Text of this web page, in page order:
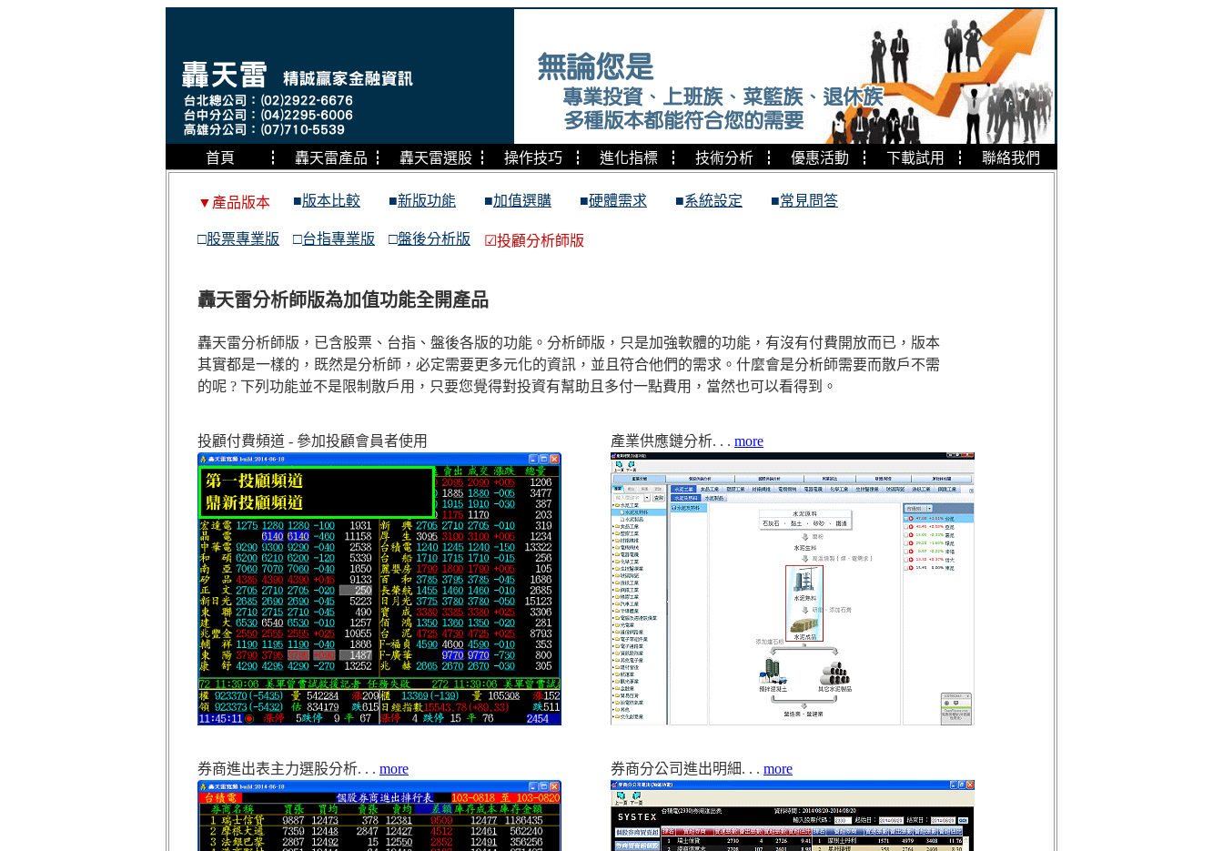
首頁 ┇ 轟天雷產品 ┇ 轟天雷選股 ┇ 操作技巧 ┇ 進化指標 ┇ 技術分析 ┇ 優惠活動 ┇ 下載試用 ┇ 聯絡我們
▼產品版本 ■版本比較 ■新版功能 ■加值選購 ■硬體需求 ■系統設定 ■常見問答
□股票專業版 □台指專業版 □盤後分析版 ☑投顧分析師版
轟天雷分析師版為加值功能全開產品
轟天雷分析師版，已含股票、台指、盤後各版的功能。分析師版，只是加強軟體的功能，有沒有付費開放而已，版本
其實都是一樣的，既然是分析師，必定需要更多元化的資訊，並且符合他們的需求。什麼會是分析師需要而散戶不需
的呢 ? 下列功能並不是限制散戶用，只要您覺得對投資有幫助且多付一點費用，當然也可以看得到。
投顧付費頻道 - 參加投顧會員者使用 產業供應鏈分析. . . more
券商進出表主力選股分析. . . more 券商分公司進出明細. . . more